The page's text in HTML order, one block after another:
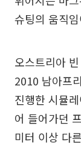
슈팅의 움직
오스트리아
2010 남아프
진행한 시뮬
어 들어가던
미터 이상 다